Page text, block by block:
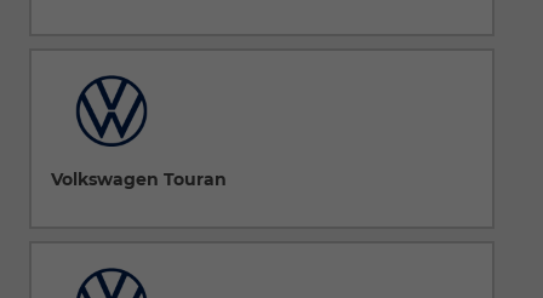
Volkswagen Touran